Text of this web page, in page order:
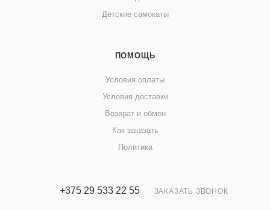
Детские самокаты
ПОМОЩЬ
Условия оплаты
Условия доставки
Возврат и обмен
Как заказать
Политика
+375 29 533 22 55 ЗАКАЗАТЬ ЗВОНОК